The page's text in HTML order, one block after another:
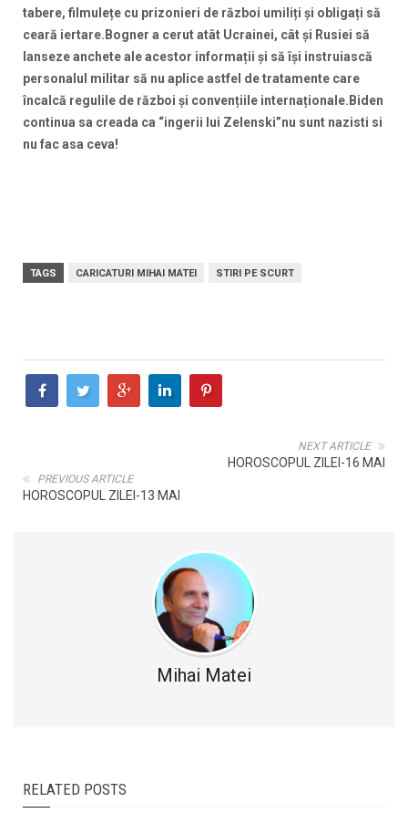
tabere, filmulețe cu prizonieri de război umiliți și obligați să
ceară iertare.Bogner a cerut atât Ucrainei, cât și Rusiei să
lanseze anchete ale acestor informații și să își instruiască
personalul militar să nu aplice astfel de tratamente care
încalcă regulile de război și convențiile internaționale.Biden
continua sa creada ca “ingerii lui Zelenski”nu sunt nazisti si
nu fac asa ceva!
TAGS CARICATURI MIHAI MATEI STIRI PE SCURT
NEXT ARTICLE
HOROSCOPUL ZILEI-16 MAI
PREVIOUS ARTICLE
HOROSCOPUL ZILEI-13 MAI
Mihai Matei
RELATED POSTS